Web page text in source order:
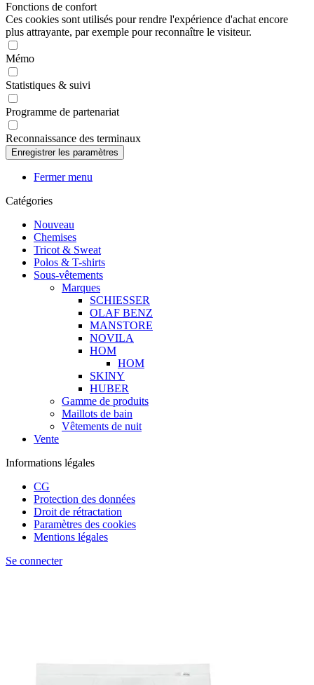
Fonctions de confort
Ces cookies sont utilisés pour rendre l'expérience d'achat encore
plus attrayante, par exemple pour reconnaître le visiteur.
Mémo
Statistiques & suivi
Programme de partenariat
Reconnaissance des terminaux
Fermer menu
Catégories
Nouveau
Chemises
Tricot & Sweat
Polos & T-shirts
Sous-vêtements
Marques
SCHIESSER
OLAF BENZ
MANSTORE
NOVILA
HOM
HOM
SKINY
HUBER
Gamme de produits
Maillots de bain
Vêtements de nuit
Vente
Informations légales
CG
Protection des données
Droit de rétractation
Paramètres des cookies
Mentions légales
Se connecter